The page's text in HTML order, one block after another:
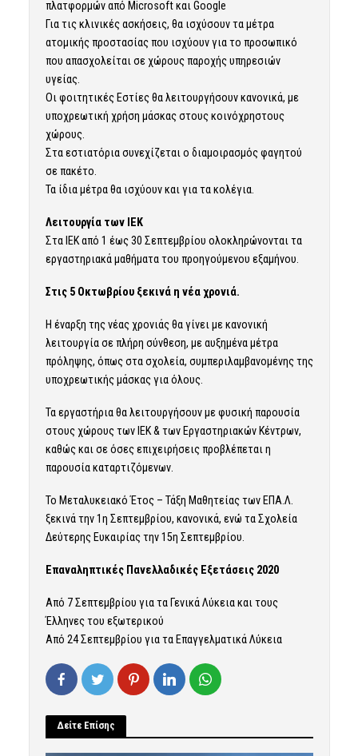
πλατφορμών από Microsoft και Google
Για τις κλινικές ασκήσεις, θα ισχύσουν τα μέτρα
ατομικής προστασίας που ισχύουν για το προσωπικό
που απασχολείται σε χώρους παροχής υπηρεσιών
υγείας.
Οι φοιτητικές Εστίες θα λειτουργήσουν κανονικά, με
υποχρεωτική χρήση μάσκας στους κοινόχρηστους
χώρους.
Στα εστιατόρια συνεχίζεται ο διαμοιρασμός φαγητού
σε πακέτο.
Τα ίδια μέτρα θα ισχύουν και για τα κολέγια.
Λειτουργία των ΙΕΚ
Στα ΙΕΚ από 1 έως 30 Σεπτεμβρίου ολοκληρώνονται τα
εργαστηριακά μαθήματα του προηγούμενου εξαμήνου.
Στις 5 Οκτωβρίου ξεκινά η νέα χρονιά.
Η έναρξη της νέας χρονιάς θα γίνει με κανονική
λειτουργία σε πλήρη σύνθεση, με αυξημένα μέτρα
πρόληψης, όπως στα σχολεία, συμπεριλαμβανομένης της
υποχρεωτικής μάσκας για όλους.
Τα εργαστήρια θα λειτουργήσουν με φυσική παρουσία
στους χώρους των ΙΕΚ & των Εργαστηριακών Κέντρων,
καθώς και σε όσες επιχειρήσεις προβλέπεται η
παρουσία καταρτιζόμενων.
Το Μεταλυκειακό Έτος – Τάξη Μαθητείας των ΕΠΑ.Λ.
ξεκινά την 1η Σεπτεμβρίου, κανονικά, ενώ τα Σχολεία
Δεύτερης Ευκαιρίας την 15η Σεπτεμβρίου.
Επαναληπτικές Πανελλαδικές Εξετάσεις 2020
Από 7 Σεπτεμβρίου για τα Γενικά Λύκεια και τους
Έλληνες του εξωτερικού
Από 24 Σεπτεμβρίου για τα Επαγγελματικά Λύκεια
Δείτε Επίσης